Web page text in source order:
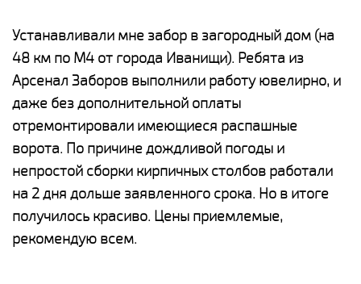
Устанавливали мне забор в загородный дом (на
48 км по М4 от города Иванищи). Ребята из
Арсенал Заборов выполнили работу ювелирно, и
даже без дополнительной оплаты
отремонтировали имеющиеся распашные
ворота. По причине дождливой погоды и
непростой сборки кирпичных столбов работали
на 2 дня дольше заявленного срока. Но в итоге
получилось красиво. Цены приемлемые,
рекомендую всем.